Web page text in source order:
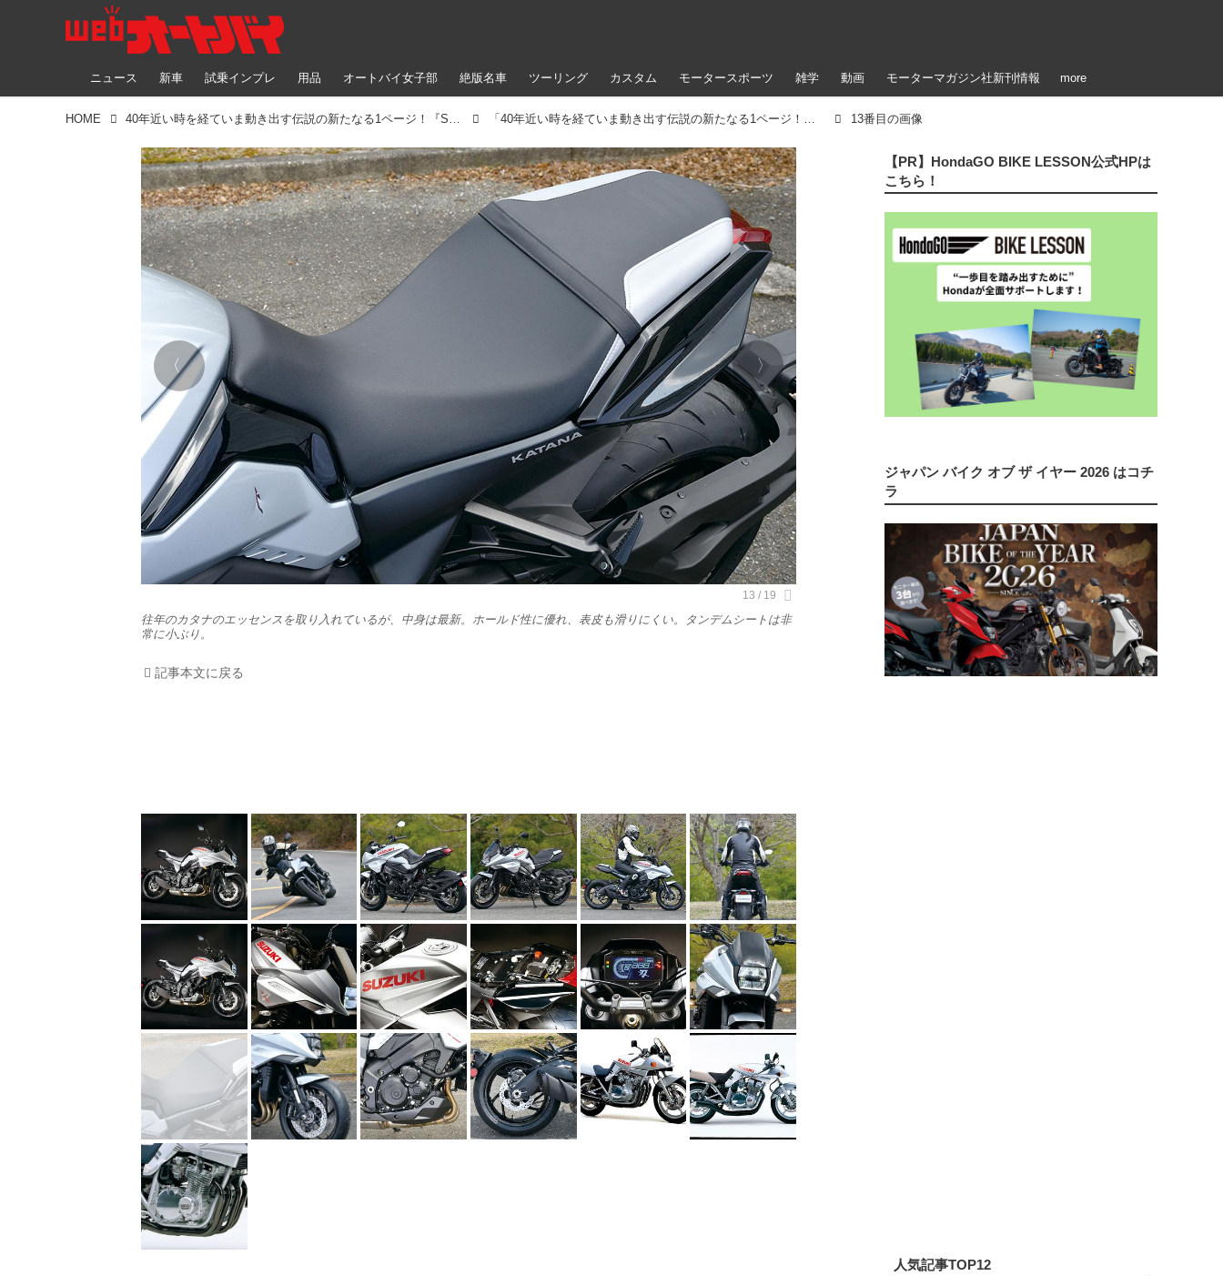
ニュース 新車 試乗インプレ 用品 オートバイ女子部 絶版名車 ツーリング カスタム モータースポーツ 雑学 動画 モーターマガジン社新刊情報 more
HOME 40年近い時を経ていま動き出す伝説の新たなる1ページ！『SUZUKI KATANA』#魅惑のネオクラシックBRAND 「40年近い時を経ていま動き出す伝説の新たなる1ページ！『SUZUKI KATANA』#魅惑のネオクラシックBRAND」のアルバム 13番目の画像
往年のカタナのエッセンスを取り入れているが、中身は最新。ホールド性に優れ、表皮も滑りにくい。タンデムシートは非
常に小ぶり。
記事本文に戻る
【PR】HondaGO BIKE LESSON公式HPは
こちら！
ジャパン バイク オブ ザ イヤー 2026 はコチ
ラ